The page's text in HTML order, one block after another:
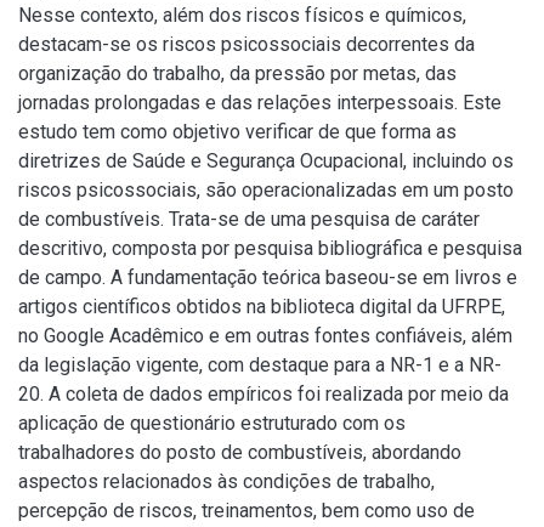
Nesse contexto, além dos riscos físicos e químicos,
destacam-se os riscos psicossociais decorrentes da
organização do trabalho, da pressão por metas, das
jornadas prolongadas e das relações interpessoais. Este
estudo tem como objetivo verificar de que forma as
diretrizes de Saúde e Segurança Ocupacional, incluindo os
riscos psicossociais, são operacionalizadas em um posto
de combustíveis. Trata-se de uma pesquisa de caráter
descritivo, composta por pesquisa bibliográfica e pesquisa
de campo. A fundamentação teórica baseou-se em livros e
artigos científicos obtidos na biblioteca digital da UFRPE,
no Google Acadêmico e em outras fontes confiáveis, além
da legislação vigente, com destaque para a NR-1 e a NR-
20. A coleta de dados empíricos foi realizada por meio da
aplicação de questionário estruturado com os
trabalhadores do posto de combustíveis, abordando
aspectos relacionados às condições de trabalho,
percepção de riscos, treinamentos, bem como uso de